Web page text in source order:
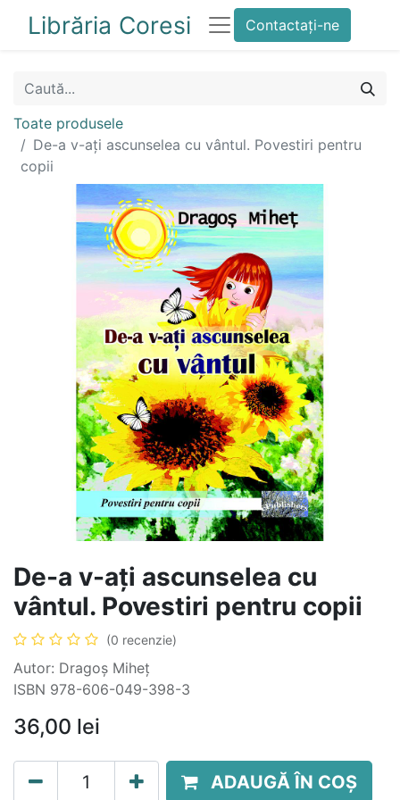
Librăria Coresi Contactați-ne
Toate produsele
De-a v-ați ascunselea cu vântul. Povestiri pentru
copii
De-a v-ați ascunselea cu
vântul. Povestiri pentru copii
(0 recenzie)
Autor: Dragoș Miheț
ISBN 978-606-049-398-3
36,00 lei
ADAUGĂ ÎN COȘ